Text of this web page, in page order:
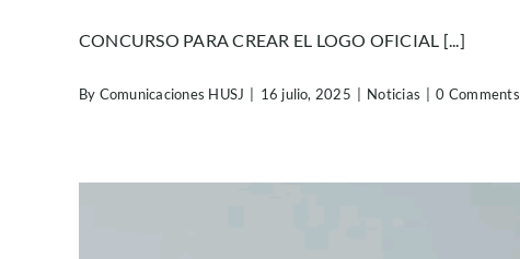
CONCURSO PARA CREAR EL LOGO OFICIAL [...]
By Comunicaciones HUSJ 16 julio, 2025 Noticias 0 Comments